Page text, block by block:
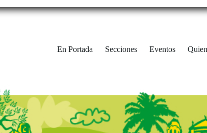
En Portada Secciones Eventos